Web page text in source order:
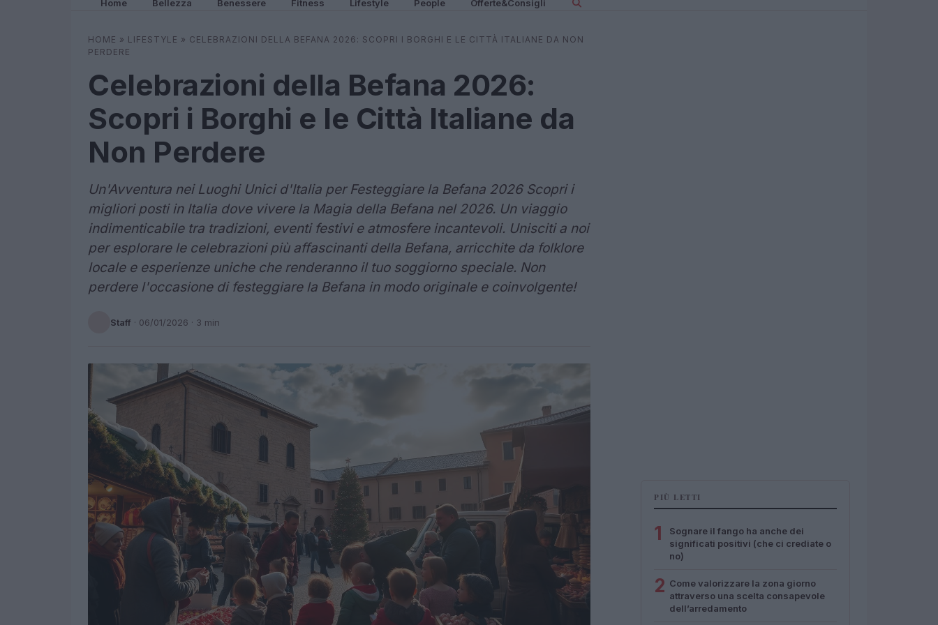
Home Bellezza Benessere Fitness Lifestyle People Offerte&Consigli
HOME » LIFESTYLE » CELEBRAZIONI DELLA BEFANA 2026: SCOPRI I BORGHI E LE CITTÀ ITALIANE DA NON
PERDERE
Celebrazioni della Befana 2026:
Scopri i Borghi e le Città Italiane da
Non Perdere
Un'Avventura nei Luoghi Unici d'Italia per Festeggiare la Befana 2026 Scopri i
migliori posti in Italia dove vivere la Magia della Befana nel 2026. Un viaggio
indimenticabile tra tradizioni, eventi festivi e atmosfere incantevoli. Unisciti a noi
per esplorare le celebrazioni più affascinanti della Befana, arricchite da folklore
locale e esperienze uniche che renderanno il tuo soggiorno speciale. Non
perdere l'occasione di festeggiare la Befana in modo originale e coinvolgente!
Staff · 06/01/2026 · 3 min
PIÙ LETTI
1
Sognare il fango ha anche dei
significati positivi (che ci crediate o
no)
2 Come valorizzare la zona giorno
attraverso una scelta consapevole
dell’arredamento